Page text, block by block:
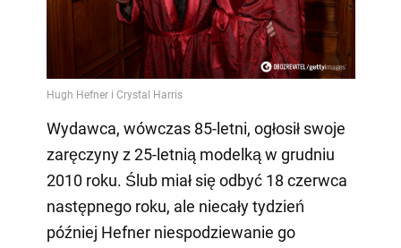
Wydawca, wówczas 85-letni, ogłosił swoje
zaręczyny z 25-letnią modelką w grudniu
2010 roku. Ślub miał się odbyć 18 czerwca
następnego roku, ale niecały tydzień
później Hefner niespodziewanie go